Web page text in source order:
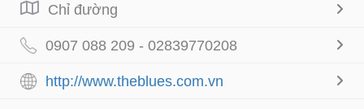
Chỉ đường
0907 088 209 - 02839770208
http://www.theblues.com.vn